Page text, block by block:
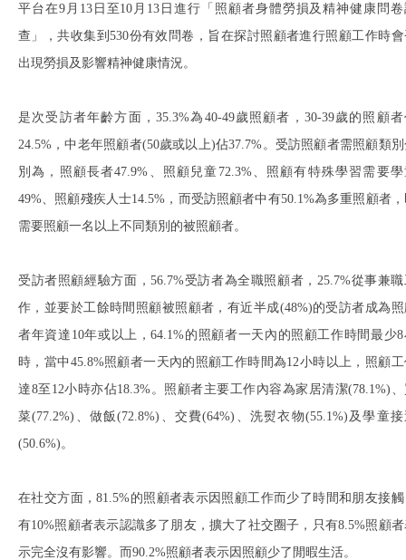
平台在9月13日至10月13日進行「照顧者身體勞損及精神健康問卷
查」，共收集到530份有效問卷，旨在探討照顧者進行照顧工作時
出現勞損及影響精神健康情況。
是次受訪者年齡方面，35.3%為40-49歲照顧者，30-39歲的照顧者
24.5%，中老年照顧者(50歲或以上)佔37.7%。受訪照顧者需照顧類
別為，照顧長者47.9%、照顧兒童72.3%、照顧有特殊學習需要學
49%、照顧殘疾人士14.5%，而受訪照顧者中有50.1%為多重照顧者
需要照顧一名以上不同類別的被照顧者。
受訪者照顧經驗方面，56.7%受訪者為全職照顧者，25.7%從事兼
作，並要於工餘時間照顧被照顧者，有近半成(48%)的受訪者成為
者年資達10年或以上，64.1%的照顧者一天內的照顧工作時間最少8
時，當中45.8%照顧者一天內的照顧工作時間為12小時以上，照顧
達8至12小時亦佔18.3%。照顧者主要工作內容為家居清潔(78.1%)
菜(77.2%)、做飯(72.8%)、交費(64%)、洗熨衣物(55.1%)及學童接
(50.6%)。
在社交方面，81.5%的照顧者表示因照顧工作而少了時間和朋友接
有10%照顧者表示認識多了朋友，擴大了社交圈子，只有8.5%照顧
示完全沒有影響。而90.2%照顧者表示因照顧少了閒暇生活。